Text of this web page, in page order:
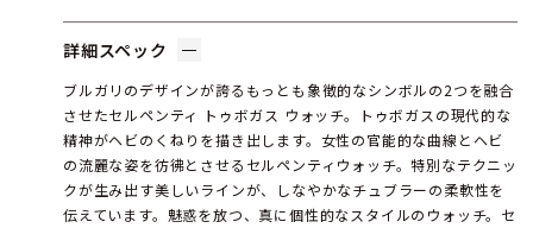
詳細スペック
ブルガリのデザインが誇るもっとも象徴的なシンボルの2つを融合
させたセルペンティ トゥボガス ウォッチ。トゥボガスの現代的な
精神がヘビのくねりを描き出します。女性の官能的な曲線とヘビ
の流麗な姿を彷彿とさせるセルペンティウォッチ。特別なテクニッ
クが生み出す美しいラインが、しなやかなチュブラーの柔軟性を
伝えています。魅惑を放つ、真に個性的なスタイルのウォッチ。セ